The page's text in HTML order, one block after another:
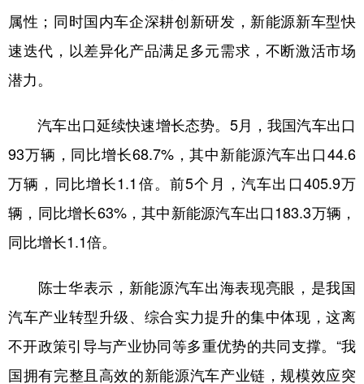
辽宁 吉林 上海 江苏
浙江 安徽 福建 江西
广东 广西 海南 重庆
四川 贵州 云南 西藏
陕西 甘肃 青海 宁夏
多语种频道
English Español Français عربى
属性；同时国内车企深耕创新研发，新能源新车型快
速迭代，以差异化产品满足多元需求，不断激活市场
潜力。
汽车出口延续快速增长态势。5月，我国汽车出口
93万辆，同比增长68.7%，其中新能源汽车出口44.6
万辆，同比增长1.1倍。前5个月，汽车出口405.9万
辆，同比增长63%，其中新能源汽车出口183.3万辆，
同比增长1.1倍。
陈士华表示，新能源汽车出海表现亮眼，是我国
汽车产业转型升级、综合实力提升的集中体现，这离
不开政策引导与产业协同等多重优势的共同支撑。“我
国拥有完整且高效的新能源汽车产业链，规模效应突